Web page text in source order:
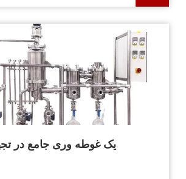
یک غوطه وری جامع در